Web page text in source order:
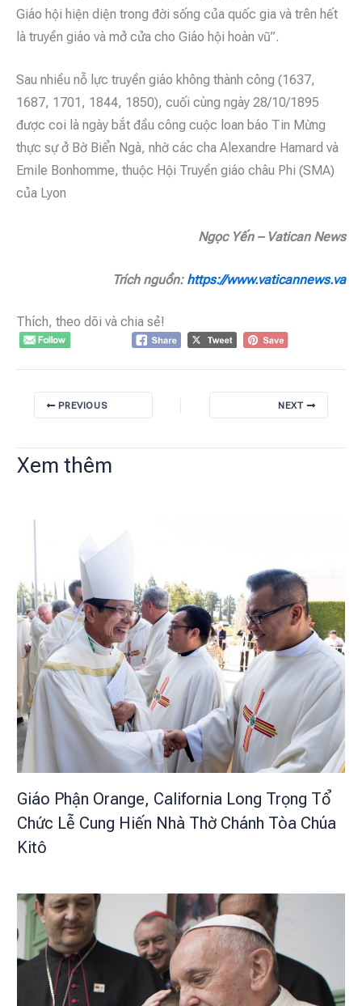
Giáo hội hiện diện trong đời sống của quốc gia và trên hết
là truyền giáo và mở cửa cho Giáo hội hoàn vũ”.
Sau nhiều nỗ lực truyền giáo không thành công (1637,
1687, 1701, 1844, 1850), cuối cùng ngày 28/10/1895
được coi là ngày bắt đầu công cuộc loan báo Tin Mừng
thực sự ở Bờ Biển Ngà, nhờ các cha Alexandre Hamard và
Emile Bonhomme, thuộc Hội Truyền giáo châu Phi (SMA)
của Lyon
Ngọc Yến – Vatican News
Trích nguồn: https://www.vaticannews.va
Thích, theo dõi và chia sẻ!
PREVIOUS NEXT
Xem thêm
Giáo Phận Orange, California Long Trọng Tổ
Chức Lễ Cung Hiến Nhà Thờ Chánh Tòa Chúa
Kitô